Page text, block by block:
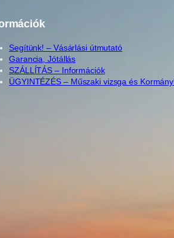
Segítünk! – Vásárlási útmutató
Garancia, Jótállás
SZÁLLÍTÁS – Információk
ÜGYINTÉZÉS – Műszaki vizsga és